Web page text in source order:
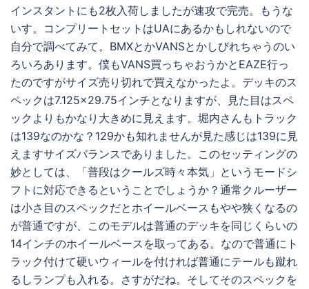
インスタントにも2枚入荷しましたが速攻で完売。もうな
いす。コンプリートセットはUAにあるかもしれないので
自分で調べてみて。BMXとかVANSとかしびれちゃうのい
ろいろあります。僕もVANS買っちゃおうかとEAZE行っ
たのですがサイズ売り切れで買えなかったよ。デッキのス
ペックは7.125×29.75インチとなりますが、見た目はスペ
ックよりもかなり大きめに見えます。堀内さんもトラック
は139なのかな？129かも知れませんが見た感じは139に見
えますサイズバランスでありました。このセッティングの
妙としては、「普段はクールズ時々本気」というモードシ
フトに対応できるということでしょうか？通常クルーザー
は小さ目のスペックだとホイールベースもやや狭くなるの
が普通ですが、このモデルは普通のデッキを同じくらいの
14インチのホイールベースを取ってある。なので普通にト
ラック付けて硬いウィールを付ければ普通にテールも蹴れ
るしランプも入れる。さすがだね。そしてそのスペックを